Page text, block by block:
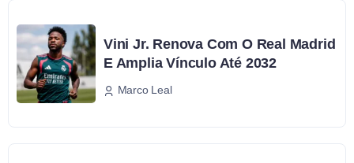
Vini Jr. Renova Com O Real Madrid
E Amplia Vínculo Até 2032
Marco Leal